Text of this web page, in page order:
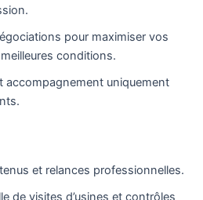
pour maximiser vos
conditions.
accompagnement uniquement
et relances professionnelles.
de visites d’usines et contrôles